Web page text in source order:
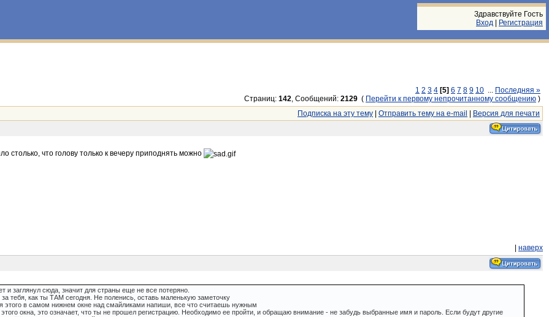
Здравствуйте Гость
Вход
Регистрация
1 2 3 4 [5] 6 7 8 9 10 ... Последняя »
Страниц: 142, Сообщений: 2129 ( Перейти к первому непрочитанному сообщению )
Подписка на эту тему Отправить тему на e-mail
Версия для печати
столько, что голову только к вечеру приподнять можно
наверх
и заглянул сюда, значит для страны еще не все потеряно.
тебя, как ты ТАМ сегодня. Не поленись, оставь маленькую заметочку
этого в самом нижнем окне над смайликами напиши, все что считаешь нужным
окна, это означает, что ты не прошел регистрацию. Необходимо ее пройти, и обращаю внимание - не забудь выбранные имя и пароль. Если будут другие